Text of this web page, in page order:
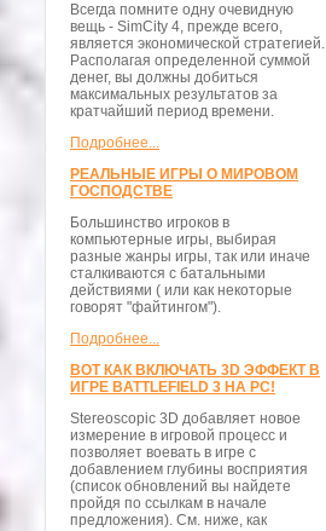
Всегда помните одну очевидную
вещь - SimCity 4, прежде всего,
является экономической стратегией.
Располагая определенной суммой
денег, вы должны добиться
максимальных результатов за
кратчайший период времени.
Подробнее...
РЕАЛЬНЫЕ ИГРЫ О МИРОВОМ
ГОСПОДСТВЕ
Большинство игроков в
компьютерные игры, выбирая
разные жанры игры, так или иначе
сталкиваются с батальными
действиями ( или как некоторые
говорят "файтингом").
Подробнее...
ВОТ КАК ВКЛЮЧАТЬ 3D ЭФФЕКТ В
ИГРЕ BATTLEFIELD 3 НА PC!
Stereoscopic 3D добавляет новое
измерение в игровой процесс и
позволяет воевать в игре с
добавлением глубины восприятия
(список обновлений вы найдете
пройдя по ссылкам в начале
предложения). См. ниже, как